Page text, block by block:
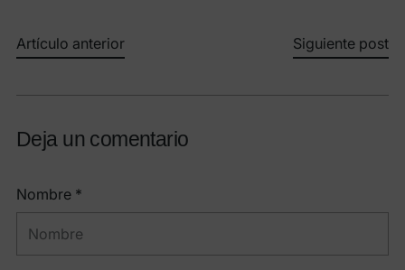
Artículo anterior Siguiente post
Deja un comentario
Nombre *